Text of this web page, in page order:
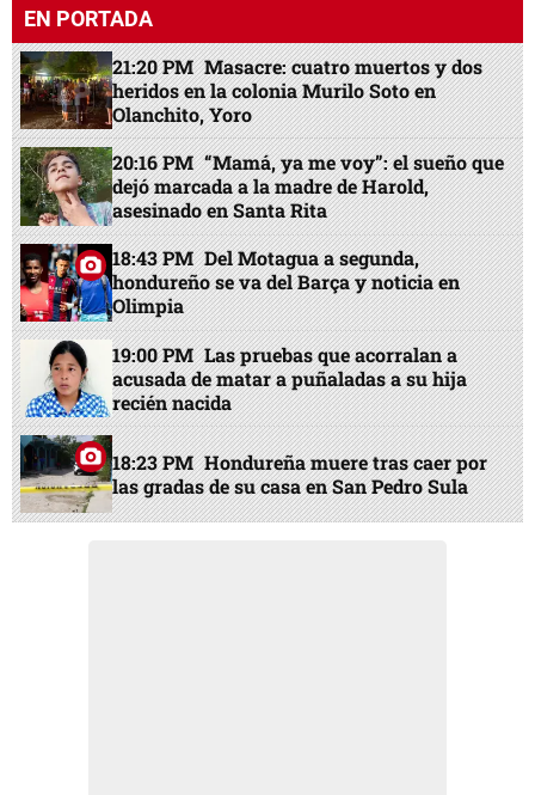
EN PORTADA
21:20 PM Masacre: cuatro muertos y dos
heridos en la colonia Murilo Soto en
Olanchito, Yoro
20:16 PM “Mamá, ya me voy”: el sueño que
dejó marcada a la madre de Harold,
asesinado en Santa Rita
18:43 PM Del Motagua a segunda,
hondureño se va del Barça y noticia en
Olimpia
19:00 PM Las pruebas que acorralan a
acusada de matar a puñaladas a su hija
recién nacida
18:23 PM Hondureña muere tras caer por
las gradas de su casa en San Pedro Sula